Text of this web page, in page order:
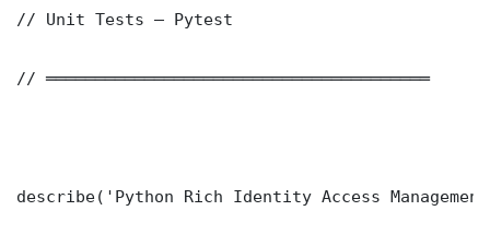
// Unit Tests — Pytest
// ═══════════════════════════════════════
describe('Python Rich Identity Access